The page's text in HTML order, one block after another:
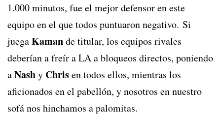
1.000 minutos, fue el mejor defensor en este
equipo en el que todos puntuaron negativo. Si
juegaKamande titular, los equipos rivales
deberían a freír a LA a bloqueos directos, poniendo
aNashy Chrisen todos ellos, mientras los
aficionados en el pabellón, y nosotros en nuestro
sofá nos hinchamos a palomitas.